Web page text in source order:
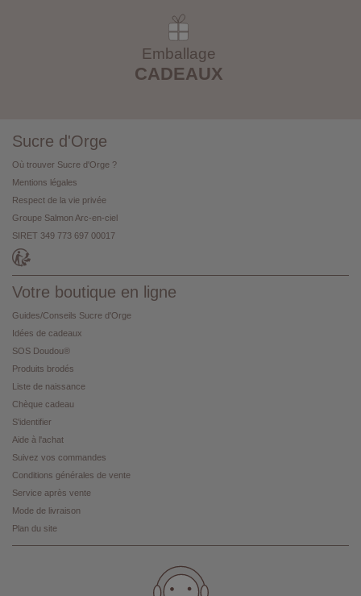
Emballage
CADEAUX
Sucre d'Orge
Où trouver Sucre d'Orge ?
Mentions légales
Respect de la vie privée
Groupe Salmon Arc-en-ciel
SIRET 349 773 697 00017
Votre boutique en ligne
Guides/Conseils Sucre d'Orge
Idées de cadeaux
SOS Doudou®
Produits brodés
Liste de naissance
Chèque cadeau
S'identifier
Aide à l'achat
Suivez vos commandes
Conditions générales de vente
Service après vente
Mode de livraison
Plan du site